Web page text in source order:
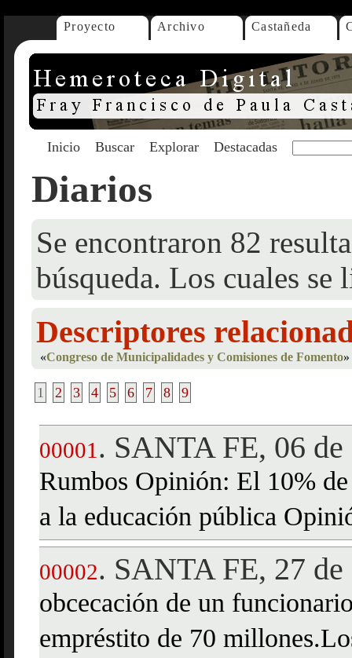
Proyecto Archivo Castañeda
Inicio Buscar Explorar Destacadas
Diarios
Se encontraron 82
búsqueda. Los cuales se
Descriptores
«Congreso de Municipalidades y Comisiones de Fomento»
1 2 3 4 5 6 7 8 9
00001 . SANTA FE, 06
Rumbos Opinión: El 10%
a la educación pública
00002. SANTA FE, 27 de
obcecación de un
empréstito de 70